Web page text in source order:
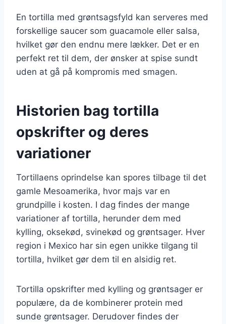
En tortilla med grøntsagsfyld kan serveres med
forskellige saucer som guacamole eller salsa,
hvilket gør den endnu mere lækker. Det er en
perfekt ret til dem, der ønsker at spise sundt
uden at gå på kompromis med smagen.
Historien bag tortilla
opskrifter og deres
variationer
Tortillaens oprindelse kan spores tilbage til det
gamle Mesoamerika, hvor majs var en
grundpille i kosten. I dag findes der mange
variationer af tortilla, herunder dem med
kylling, oksekød, svinekød og grøntsager. Hver
region i Mexico har sin egen unikke tilgang til
tortilla, hvilket gør dem til en alsidig ret.
Tortilla opskrifter med kylling og grøntsager er
populære, da de kombinerer protein med
sunde grøntsager. Derudover findes der